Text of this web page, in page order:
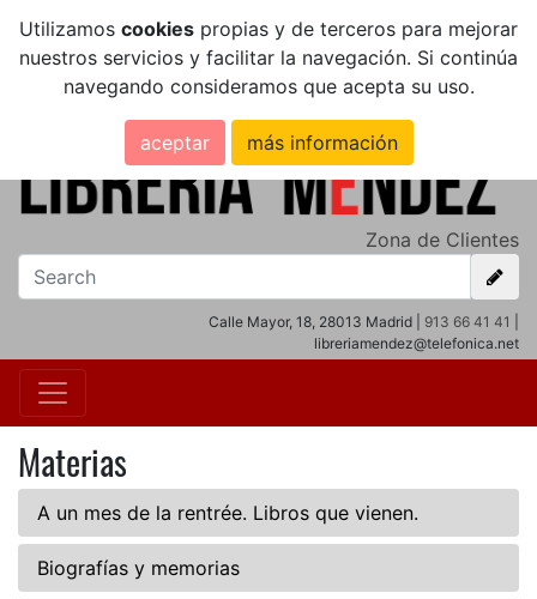
Utilizamos cookies propias y de terceros para mejorar
nuestros servicios y facilitar la navegación. Si continúa
navegando consideramos que acepta su uso.
aceptar más información
Zona de Clientes
Calle Mayor, 18, 28013 Madrid | 913 66 41 41
libreriamendez@telefonica.net
Materias
A un mes de la rentrée. Libros que vienen.
Biografías y memorias